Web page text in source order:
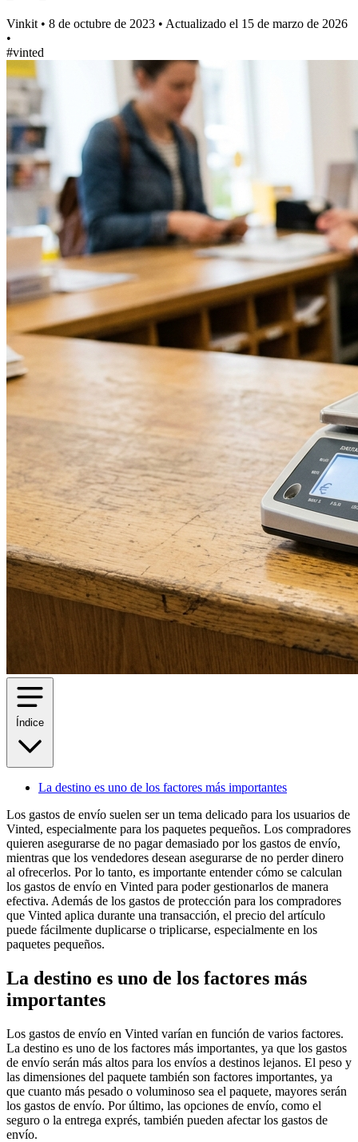
Vinkit • 8 de octubre de 2023 • Actualizado el 15 de marzo de 2026
•
#vinted
Índice
La destino es uno de los factores más importantes
Los gastos de envío suelen ser un tema delicado para los usuarios de
Vinted, especialmente para los paquetes pequeños. Los compradores
quieren asegurarse de no pagar demasiado por los gastos de envío,
mientras que los vendedores desean asegurarse de no perder dinero
al ofrecerlos. Por lo tanto, es importante entender cómo se calculan
los gastos de envío en Vinted para poder gestionarlos de manera
efectiva. Además de los gastos de protección para los compradores
que Vinted aplica durante una transacción, el precio del artículo
puede fácilmente duplicarse o triplicarse, especialmente en los
paquetes pequeños.
La destino es uno de los factores más
importantes
Los gastos de envío en Vinted varían en función de varios factores.
La destino es uno de los factores más importantes, ya que los gastos
de envío serán más altos para los envíos a destinos lejanos. El peso y
las dimensiones del paquete también son factores importantes, ya
que cuanto más pesado o voluminoso sea el paquete, mayores serán
los gastos de envío. Por último, las opciones de envío, como el
seguro o la entrega exprés, también pueden afectar los gastos de
envío.